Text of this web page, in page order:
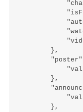
        },
        },
        },